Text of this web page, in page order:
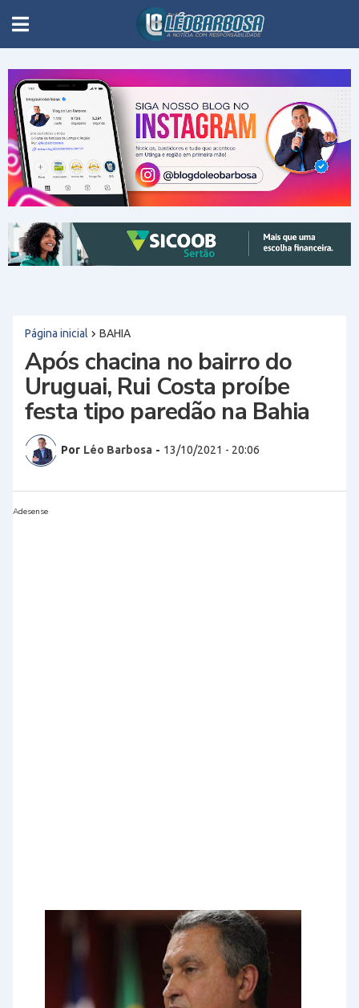
Página inicial BAHIA
Após chacina no bairro do
Uruguai, Rui Costa proíbe
festa tipo paredão na Bahia
Por Léo Barbosa - 13/10/2021 - 20:06
Adesense